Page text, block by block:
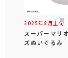
2025年8 月 上旬
スーパーマリ
ズぬいぐるみ